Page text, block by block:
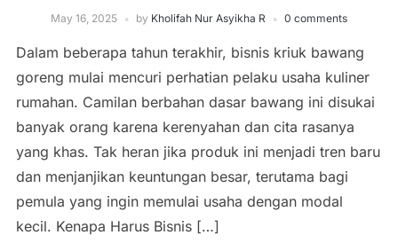
May 16, 2025 by Kholifah Nur Asyikha R 0 comments
Dalam beberapa tahun terakhir, bisnis kriuk bawang
goreng mulai mencuri perhatian pelaku usaha kuliner
rumahan. Camilan berbahan dasar bawang ini disukai
banyak orang karena kerenyahan dan cita rasanya
yang khas. Tak heran jika produk ini menjadi tren baru
dan menjanjikan keuntungan besar, terutama bagi
pemula yang ingin memulai usaha dengan modal
kecil. Kenapa Harus Bisnis […]